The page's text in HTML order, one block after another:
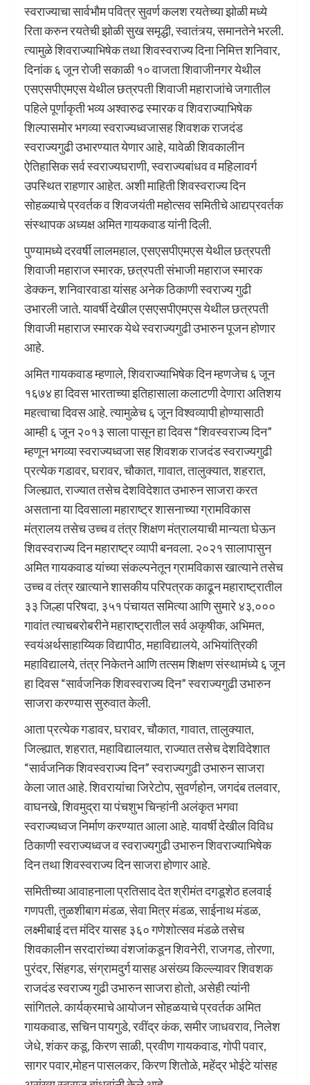
स्वराज्याचा सार्वभौम पवित्र सुवर्ण कलश रयतेच्या झोळी मध्ये
रिता करुन रयतेची झोळी सुख समृद्धी, स्वातंत्र्य, समानतेने भरली.
त्यामुळे शिवराज्याभिषेक तथा शिवस्वराज्य दिना निमित्त शनिवार,
दिनांक ६ जून रोजी सकाळी १० वाजता शिवाजीनगर येथील
एसएसपीएमएस येथील छत्रपती शिवाजी महाराजांचे जगातील
पहिले पूर्णाकृती भव्य अश्वारुढ स्मारक व शिवराज्याभिषेक
शिल्पासमोर भगव्या स्वराज्यध्वजासह शिवशक राजदंड
स्वराज्यगुढी उभारण्यात येणार आहे, यावेळी शिवकालीन
ऐतिहासिक सर्व स्वराज्यघराणी, स्वराज्यबांधव व महिलावर्ग
उपस्थित राहणार आहेत. अशी माहिती शिवस्वराज्य दिन
सोहळ्याचे प्रवर्तक व शिवजयंती महोत्सव समितीचे आद्यप्रवर्तक
संस्थापक अध्यक्ष अमित गायकवाड यांनी दिली.
पुण्यामध्ये दरवर्षी लालमहाल, एसएसपीएमएस येथील छत्रपती
शिवाजी महाराज स्मारक, छत्रपती संभाजी महाराज स्मारक
डेक्कन, शनिवारवाडा यांसह अनेक ठिकाणी स्वराज्य गुढी
उभारली जाते. यावर्षी देखील एसएसपीएमएस येथील छत्रपती
शिवाजी महाराज स्मारक येथे स्वराज्यगुढी उभारुन पूजन होणार
आहे.
अमित गायकवाड म्हणाले, शिवराज्याभिषेक दिन म्हणजेच ६ जून
१६७४ हा दिवस भारताच्या इतिहासाला कलाटणी देणारा अतिशय
महत्वाचा दिवस आहे. त्यामुळेच ६ जून विश्वव्यापी होण्यासाठी
आम्ही ६ जून २०१३ साला पासून हा दिवस “शिवस्वराज्य दिन”
म्हणून भगव्या स्वराज्यध्वजा सह शिवशक राजदंड स्वराज्यगुढी
प्रत्येक गडावर, घरावर, चौकात, गावात, तालुक्यात, शहरात,
जिल्ह्यात, राज्यात तसेच देशविदेशात उभारुन साजरा करत
असताना या दिवसाला महाराष्ट्र शासनाच्या ग्रामविकास
मंत्रालय तसेच उच्च व तंत्र शिक्षण मंत्रालयाची मान्यता घेऊन
शिवस्वराज्य दिन महाराष्ट्र व्यापी बनवला. २०२१ सालापासुन
अमित गायकवाड यांच्या संकल्पनेतून ग्रामविकास खात्याने तसेच
उच्च व तंत्र खात्याने शासकीय परिपत्रक काढून महाराष्ट्रातील
३३ जिल्हा परिषदा, ३५१ पंचायत समित्या आणि सुमारे ४३,०००
गावांत त्याचबरोबरीने महाराष्ट्रातील सर्व अकृषीक, अभिमत,
स्वयंअर्थसाहाय्यिक विद्यापीठ, महाविद्यालये, अभियांत्रिकी
महाविद्यालये, तंत्र निकेतने आणि तत्सम शिक्षण संस्थामंध्ये ६ जून
हा दिवस “सार्वजनिक शिवस्वराज्य दिन” स्वराज्यगुढी उभारुन
साजरा करण्यास सुरुवात केली.
आता प्रत्येक गडावर, घरावर, चौकात, गावात, तालुक्यात,
जिल्ह्यात, शहरात, महाविद्यालयात, राज्यात तसेच देशविदेशात
“सार्वजनिक शिवस्वराज्य दिन” स्वराज्यगुढी उभारुन साजरा
केला जात आहे. शिवरायांचा जिरेटोप, सुवर्णहोन, जगदंब तलवार,
वाघनखे, शिवमुद्रा या पंचशुभ चिन्हांनी अलंकृत भगवा
स्वराज्यध्वज निर्माण करण्यात आला आहे. यावर्षी देखील विविध
ठिकाणी स्वराज्यध्वज व स्वराज्यगुढी उभारुन शिवराज्याभिषेक
दिन तथा शिवस्वराज्य दिन साजरा होणार आहे.
समितीच्या आवाहनाला प्रतिसाद देत श्रीमंत दगडूशेठ हलवाई
गणपती, तुळशीबाग मंडळ, सेवा मित्र मंडळ, साईनाथ मंडळ,
लक्ष्मीबाई दत्त मंदिर यासह ३६० गणेशोत्सव मंडळे तसेच
शिवकालीन सरदारांच्या वंशजांकडून शिवनेरी, राजगड, तोरणा,
पुरंदर, सिंहगड, संग्रामदुर्ग यासह असंख्य किल्ल्यावर शिवशक
राजदंड स्वराज्य गुढी उभारुन साजरा होतो, असेही त्यांनी
सांगितले. कार्यक्रमाचे आयोजन सोहळयाचे प्रवर्तक अमित
गायकवाड, सचिन पायगुडे, रवींद्र कंक, समीर जाधवराव, निलेश
जेधे, शंकर कडू, किरण साळी, प्रवीण गायकवाड, गोपी पवार,
सागर पवार,मोहन पासलकर, किरण शितोळे, महेंद्र भोईटे यांसह